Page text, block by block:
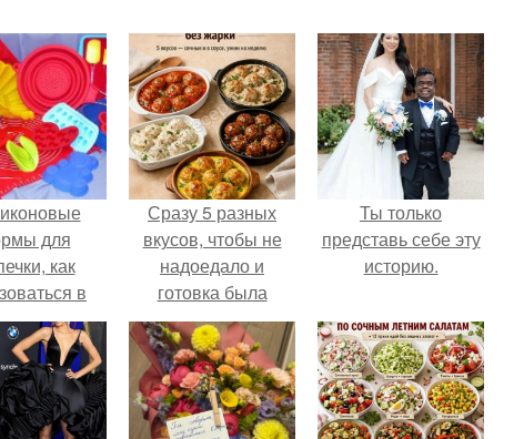
для
как
в
9 правил
для
выпечки.
Сразу 5 разных
вкусов, чтобы не
надоедало и
готовка была
проще.
Ты только
представь себе эту
историю.